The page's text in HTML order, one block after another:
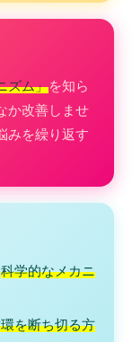
ズム」を知ら
か改善しませ
みを繰り返す
科学的なメカニ
を断ち切る方